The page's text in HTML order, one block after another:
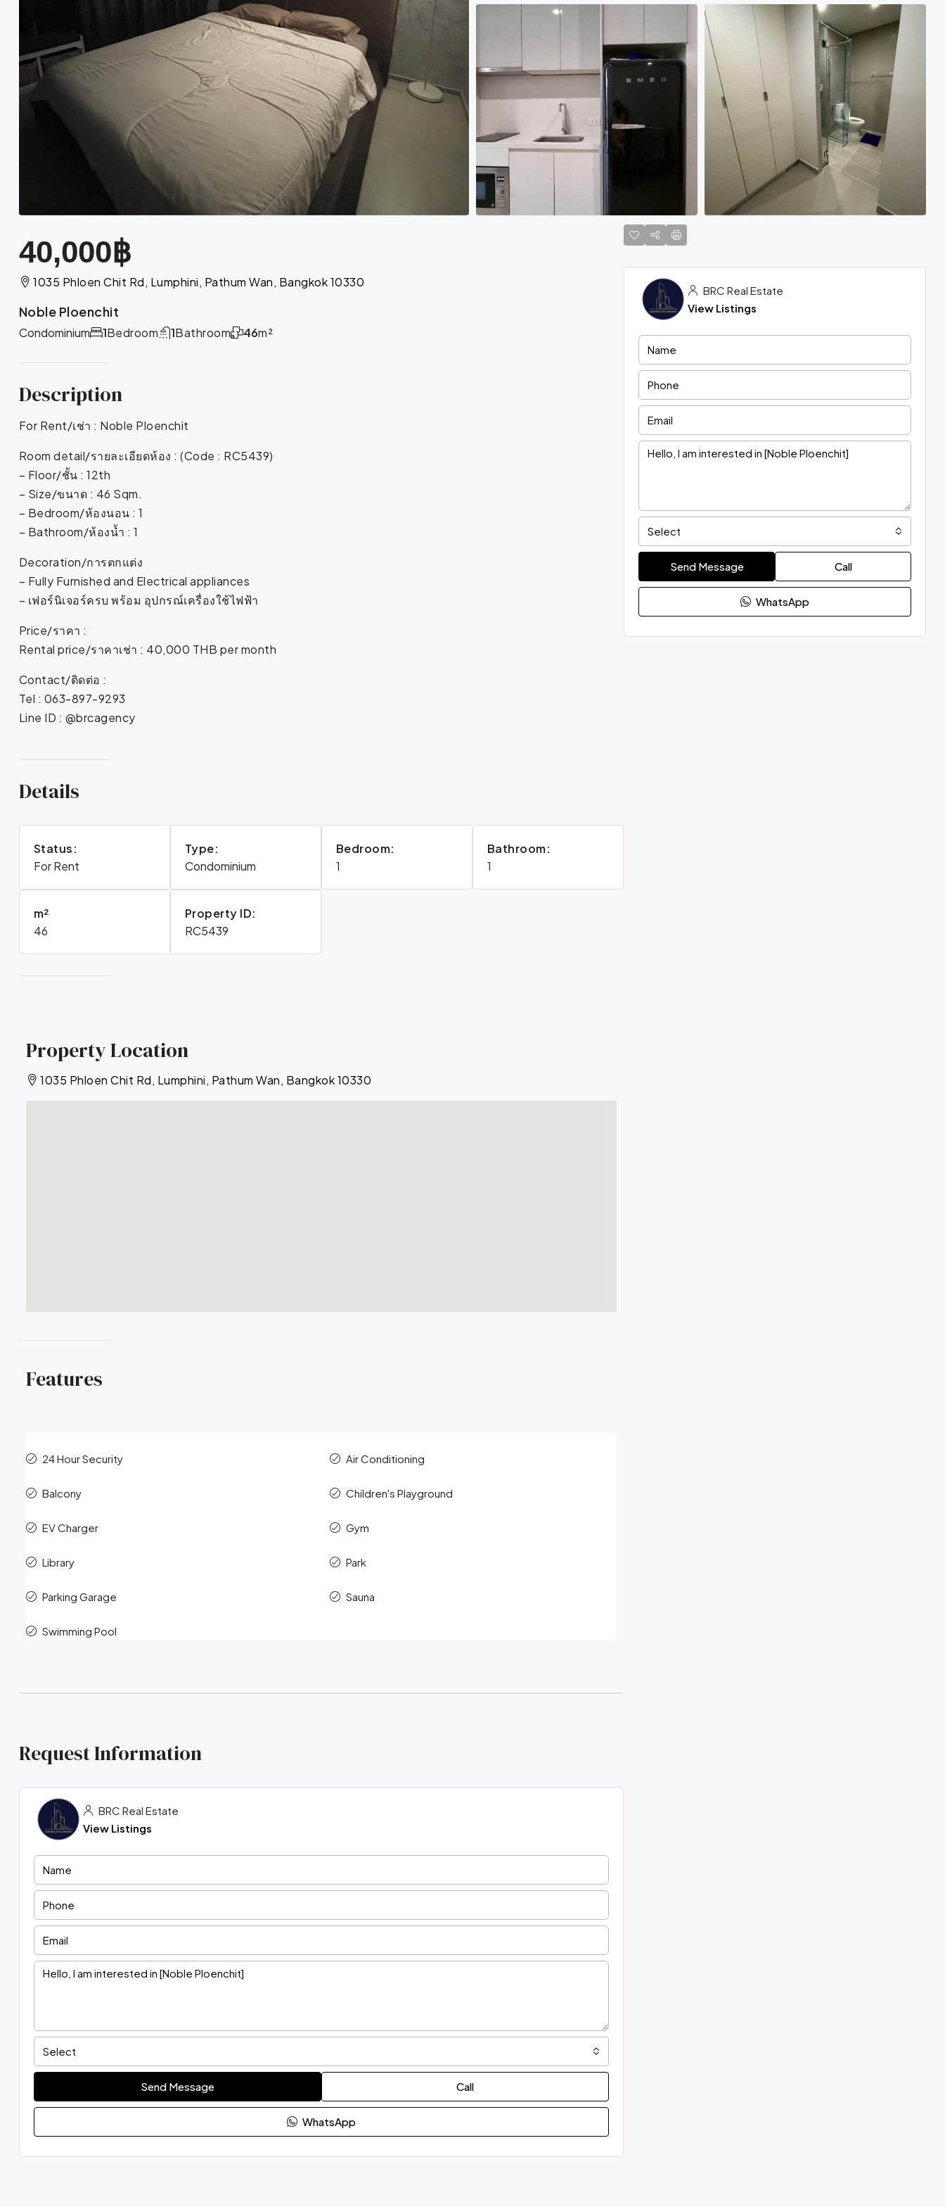
40,000฿
1035 Phloen Chit Rd, Lumphini, Pathum Wan, Bangkok 10330
Noble Ploenchit
Condominium Bedroom
1 Bathroom
1 m²
46
Description
For Rent/เช่า : Noble Ploenchit
Room detail/รายละเอียดห้อง : (Code : RC5439)
– Floor/ชั้น : 12th
– Size/ขนาด : 46 Sqm.
– Bedroom/ห้องนอน : 1
– Bathroom/ห้องน้ำ : 1
Decoration/การตกแต่ง
– Fully Furnished and Electrical appliances
– เฟอร์นิเจอร์ครบ พร้อม อุปกรณ์เครื่องใช้ไฟฟ้า
Price/ราคา :
Rental price/ราคาเช่า : 40,000 THB per month
Contact/ติดต่อ :
Tel : 063-897-9293
Line ID : @brcagency
Details
Status:
For Rent
Type:
Condominium
Bedroom:
1
Bathroom:
1
m²
46
Property ID:
RC5439
Property Location
1035 Phloen Chit Rd, Lumphini, Pathum Wan, Bangkok 10330
Features
24 Hour Security Air Conditioning
Balcony Children's Playground
EV Charger Gym
Library Park
Parking Garage Sauna
Swimming Pool
BRC Real Estate
View Listings
Select
Send Message Call
WhatsApp
Request Information
BRC Real Estate
View Listings
Select
Send Message Call
WhatsApp